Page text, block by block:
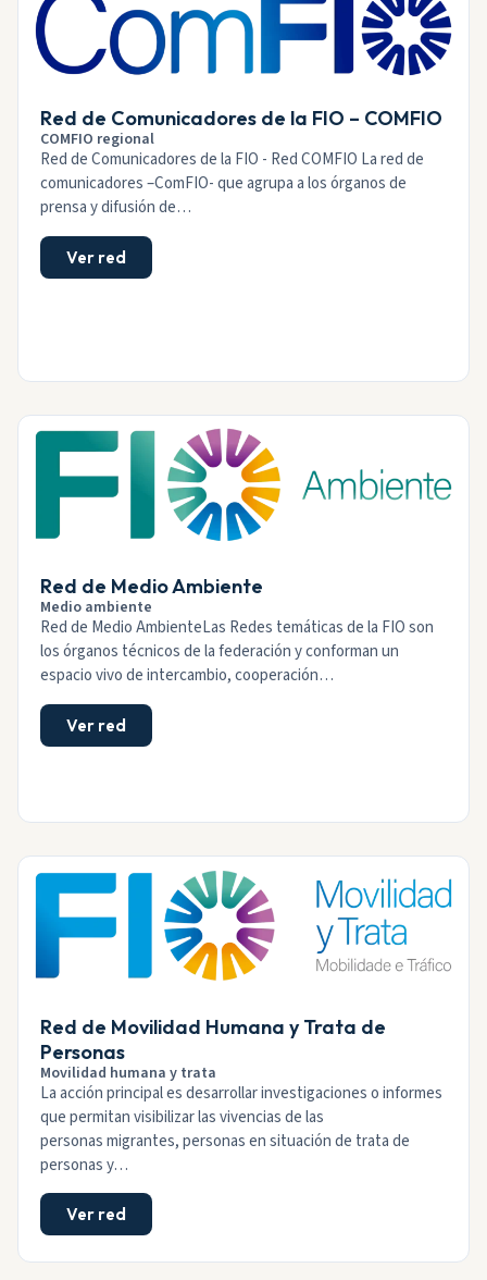
Red de Comunicadores de la FIO – COMFIO
COMFIO regional
Red de Comunicadores de la FIO - Red COMFIO La red de
comunicadores –ComFIO- que agrupa a los órganos de
prensa y difusión de…
Ver red
Red de Medio Ambiente
Medio ambiente
Red de Medio AmbienteLas Redes temáticas de la FIO son
los órganos técnicos de la federación y conforman un
espacio vivo de intercambio, cooperación…
Ver red
Red de Movilidad Humana y Trata de
Personas
Movilidad humana y trata
La acción principal es desarrollar investigaciones o informes
que permitan visibilizar las vivencias de las
personas migrantes, personas en situación de trata de
personas y…
Ver red